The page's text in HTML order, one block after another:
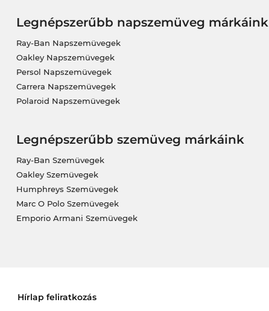
Legnépszerűbb napszemüveg márkáink
Ray-Ban Napszemüvegek
Oakley Napszemüvegek
Persol Napszemüvegek
Carrera Napszemüvegek
Polaroid Napszemüvegek
Legnépszerűbb szemüveg márkáink
Ray-Ban Szemüvegek
Oakley Szemüvegek
Humphreys Szemüvegek
Marc O Polo Szemüvegek
Emporio Armani Szemüvegek
Hírlap feliratkozás